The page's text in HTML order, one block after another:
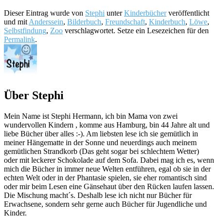
Dieser Eintrag wurde von Stephi unterKinderbücherveröffentlicht
und mit Anderssein, Bilderbuch, Freundschaft, Kinderbuch, Löwe,
Selbstfindung, Zoo verschlagwortet. Setze ein Lesezeichen für den
Permalink.
Über Stephi
Mein Name ist Stephi Hermann, ich bin Mama von zwei
wundervollen Kindern , komme aus Hamburg, bin 44 Jahre alt und
liebe Bücher über alles :-). Am liebsten lese ich sie gemütlich in
meiner Hängematte in der Sonne und neuerdings auch meinem
gemütlichen Strandkorb (Das geht sogar bei schlechtem Wetter)
oder mit leckerer Schokolade auf dem Sofa. Dabei mag ich es, wenn
mich die Bücher in immer neue Welten entführen, egal ob sie in der
echten Welt oder in der Phantasie spielen, sie eher romantisch sind
oder mir beim Lesen eine Gänsehaut über den Rücken laufen lassen.
Die Mischung macht´s. Deshalb lese ich nicht nur Bücher für
Erwachsene, sondern sehr gerne auch Bücher für Jugendliche und
Kinder.